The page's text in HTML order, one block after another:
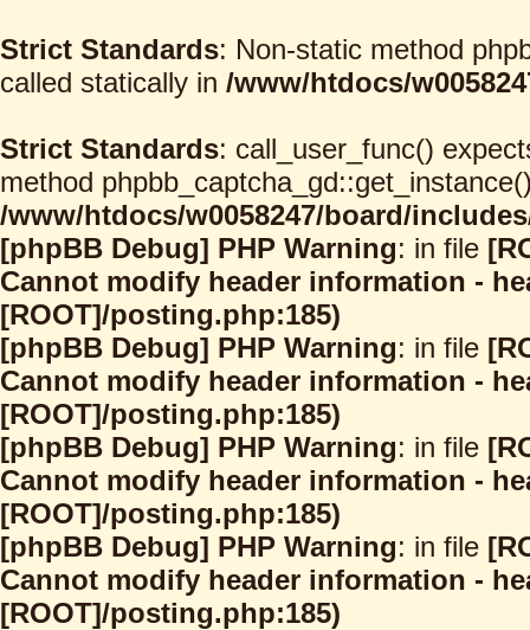
Strict Standards: Non-static method
called statically in /www/htdocs/
Strict Standards: call_user_func()
method
/www/htdocs/w0058247/board/
[phpBB Debug] PHP Warning: in file
Cannot modify header information -
[ROOT]/posting.php:185)
[phpBB Debug] PHP Warning: in file
Cannot modify header information -
[ROOT]/posting.php:185)
[phpBB Debug] PHP Warning: in file
Cannot modify header information -
[ROOT]/posting.php:185)
[phpBB Debug] PHP Warning: in file
Cannot modify header information -
[ROOT]/posting.php:185)